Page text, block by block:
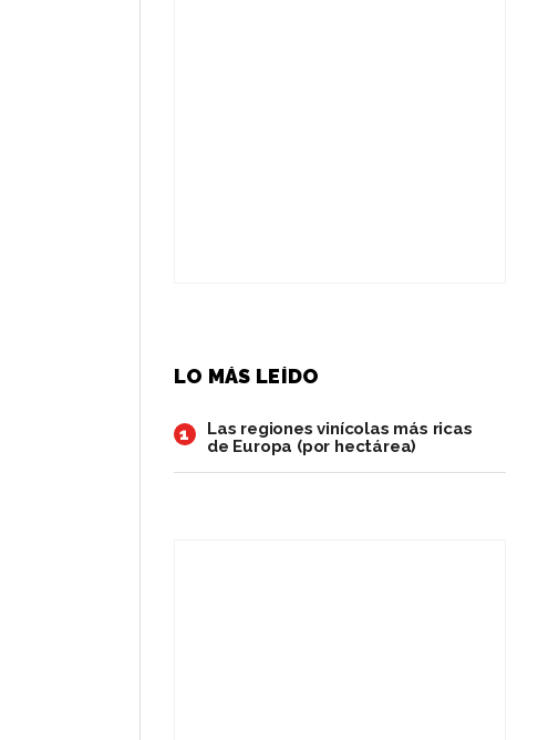
LO MÁS LEÍDO
1
Las regiones vinícolas más ricas
de Europa (por hectárea)